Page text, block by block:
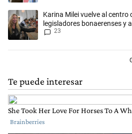
Un artículo de tendencia con el título
Karina Milei vuelve al centro
legisladores bonaerenses y
2027
23